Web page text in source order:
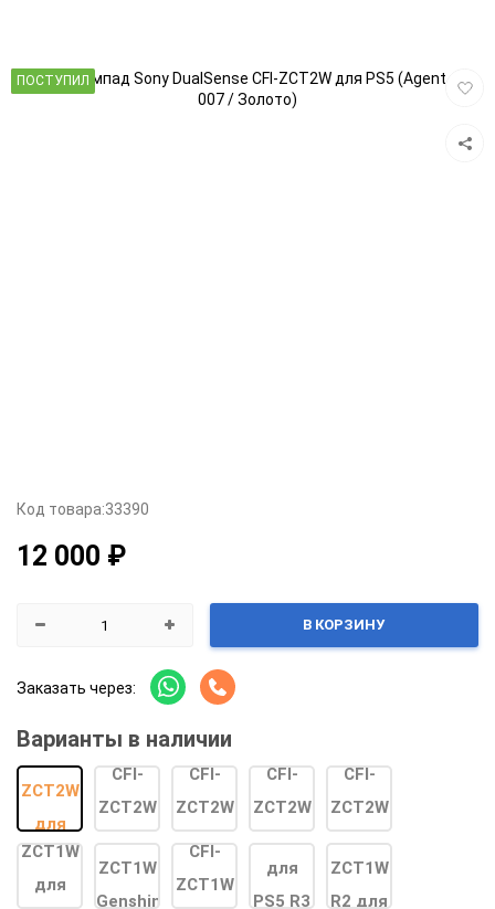
ПОСТУПИЛ
Код товара:33390
12 000 ₽
В КОРЗИНУ
Заказать через:
Варианты в наличии